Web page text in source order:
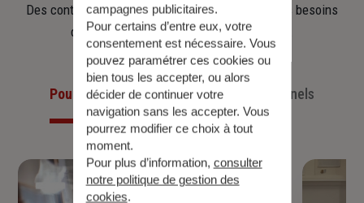
Des contrats clairs et flexibles pour sécuriser vos besoins
d’aujourd’hui et anticiper ceux de demain.
Pour les particuliersPour les professionnels
campagnes publicitaires.
Pour certains d’entre eux, votre
consentement est nécessaire. Vous
pouvez paramétrer ces cookies ou
bien tous les accepter, ou alors
décider de continuer votre
navigation sans les accepter. Vous
pourrez modifier ce choix à tout
moment.
Pour plus d’information, consulter
notre politique de gestion des
cookies.